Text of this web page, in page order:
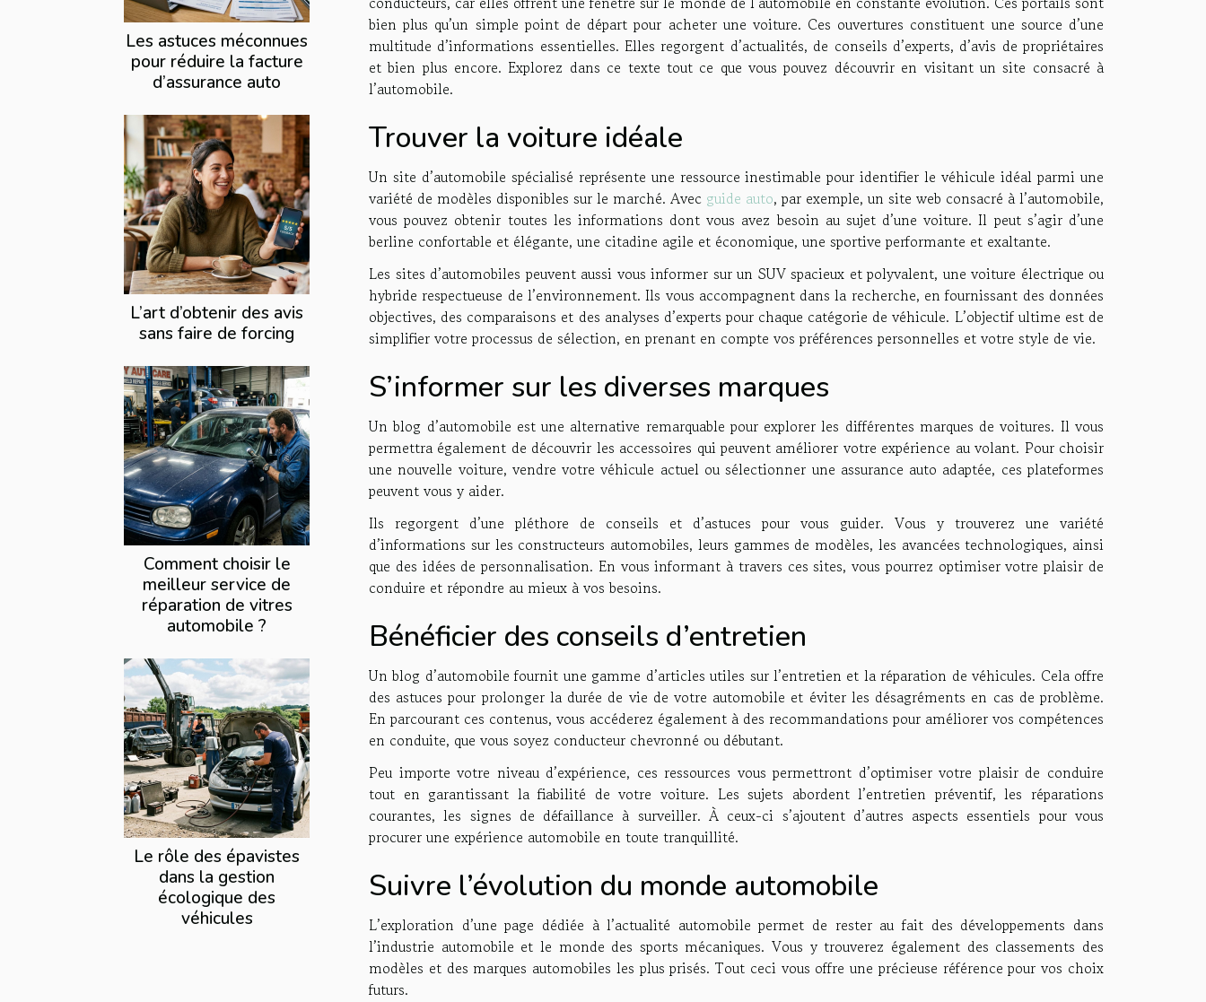
Les astuces méconnues
pour réduire la facture
d’assurance auto
L’art d’obtenir des avis
sans faire de forcing
Comment choisir le
meilleur service de
réparation de vitres
automobile ?
Le rôle des épavistes
dans la gestion
écologique des
véhicules
bien plus qu’un simple point de départ pour acheter une voiture. Ces ouvertures constituent une source d’une
multitude d’informations essentielles. Elles regorgent d’actualités, de conseils d’experts, d’avis de propriétaires
et bien plus encore. Explorez dans ce texte tout ce que vous pouvez découvrir en visitant un site consacré à
l’automobile.
Trouver la voiture idéale
Un site d’automobile spécialisé représente une ressource inestimable pour identifier le véhicule idéal parmi une
variété de modèles disponibles sur le marché. Avec guide auto, par exemple, un site web consacré à l’automobile,
vous pouvez obtenir toutes les informations dont vous avez besoin au sujet d’une voiture. Il peut s’agir d’une
berline confortable et élégante, une citadine agile et économique, une sportive performante et exaltante.
Les sites d’automobiles peuvent aussi vous informer sur un SUV spacieux et polyvalent, une voiture électrique ou
hybride respectueuse de l’environnement. Ils vous accompagnent dans la recherche, en fournissant des données
objectives, des comparaisons et des analyses d’experts pour chaque catégorie de véhicule. L’objectif ultime est de
simplifier votre processus de sélection, en prenant en compte vos préférences personnelles et votre style de vie.
S’informer sur les diverses marques
Un blog d’automobile est une alternative remarquable pour explorer les différentes marques de voitures. Il vous
permettra également de découvrir les accessoires qui peuvent améliorer votre expérience au volant. Pour choisir
une nouvelle voiture, vendre votre véhicule actuel ou sélectionner une assurance auto adaptée, ces plateformes
peuvent vous y aider.
Ils regorgent d’une pléthore de conseils et d’astuces pour vous guider. Vous y trouverez une variété
d’informations sur les constructeurs automobiles, leurs gammes de modèles, les avancées technologiques, ainsi
que des idées de personnalisation. En vous informant à travers ces sites, vous pourrez optimiser votre plaisir de
conduire et répondre au mieux à vos besoins.
Bénéficier des conseils d’entretien
Un blog d’automobile fournit une gamme d’articles utiles sur l’entretien et la réparation de véhicules. Cela offre
des astuces pour prolonger la durée de vie de votre automobile et éviter les désagréments en cas de problème.
En parcourant ces contenus, vous accéderez également à des recommandations pour améliorer vos compétences
en conduite, que vous soyez conducteur chevronné ou débutant.
Peu importe votre niveau d’expérience, ces ressources vous permettront d’optimiser votre plaisir de conduire
tout en garantissant la fiabilité de votre voiture. Les sujets abordent l’entretien préventif, les réparations
courantes, les signes de défaillance à surveiller. À ceux-ci s’ajoutent d’autres aspects essentiels pour vous
procurer une expérience automobile en toute tranquillité.
Suivre l’évolution du monde automobile
L’exploration d’une page dédiée à l’actualité automobile permet de rester au fait des développements dans
l’industrie automobile et le monde des sports mécaniques. Vous y trouverez également des classements des
modèles et des marques automobiles les plus prisés. Tout ceci vous offre une précieuse référence pour vos choix
futurs.